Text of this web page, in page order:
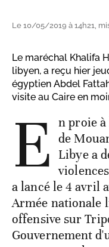
Le 10/05/2019 à 14h21,
Le maréchal Khalifa
libyen, a reçu hier
égyptien Abdel
visite au Caire en
E n proie
de
Libye a
a lancé le 4 avril
Armée nationale
offensive sur
Gouvernement